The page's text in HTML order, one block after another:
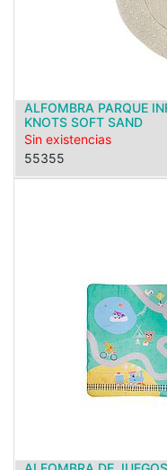
ALFOMBRA PARQUE
KNOTS SOFT SAND
Sin existencias
55355